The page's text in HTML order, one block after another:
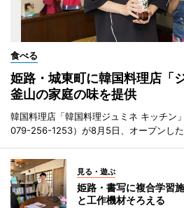
食べる
姫路・城東町に韓国料理店「
釜山の家庭の味を提供
韓国料理店「韓国料理ジュミネ キッチン
079-256-1253）が8月5日、オープンした
見る・遊ぶ
姫路・書写に複合学習
と工作機材そろえる